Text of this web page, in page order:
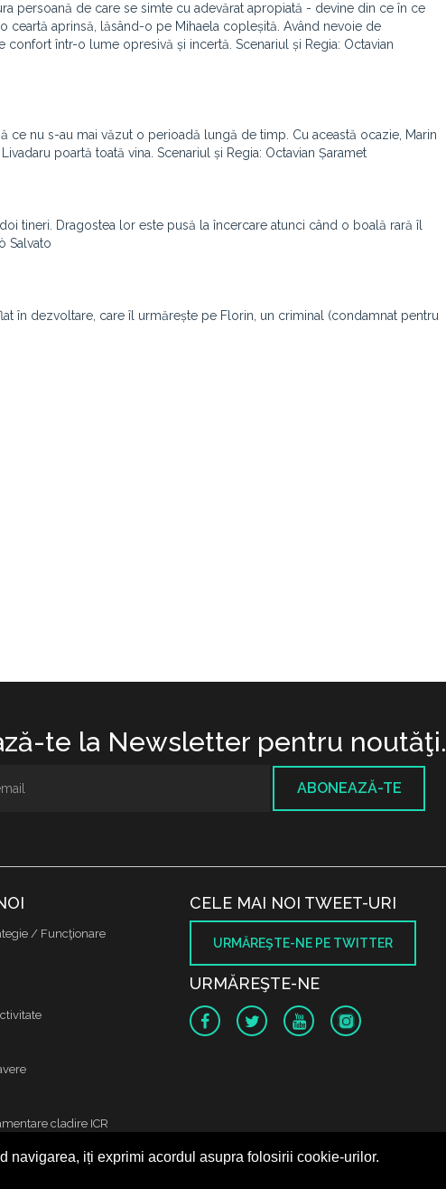
navigarea, iți exprimi acordul asupra folosirii cookie-urilor.
persoană de care se simte cu adevărat apropiată - devine din ce în ce
ceartă aprinsă, lăsând-o pe Mihaela copleșită. Având nevoie de
într-o lume opresivă și incertă. Scenariul și Regia: Octavian
ce nu s-au mai văzut o perioadă lungă de timp. Cu această ocazie, Marin
poartă toată vina. Scenariul și Regia: Octavian Șaramet
tineri. Dragostea lor este pusă la încercare atunci când o boală rară îl
Salvato
în dezvoltare, care îl urmărește pe Florin, un criminal (condamnat pentru
te la Newsletter pentru noutăţi.
ABONEAZĂ-TE
/ Funcţionare
cladire ICR
CELE MAI NOI TWEET-URI
URMĂREŞTE-NE PE TWITTER
URMĂREŞTE-NE